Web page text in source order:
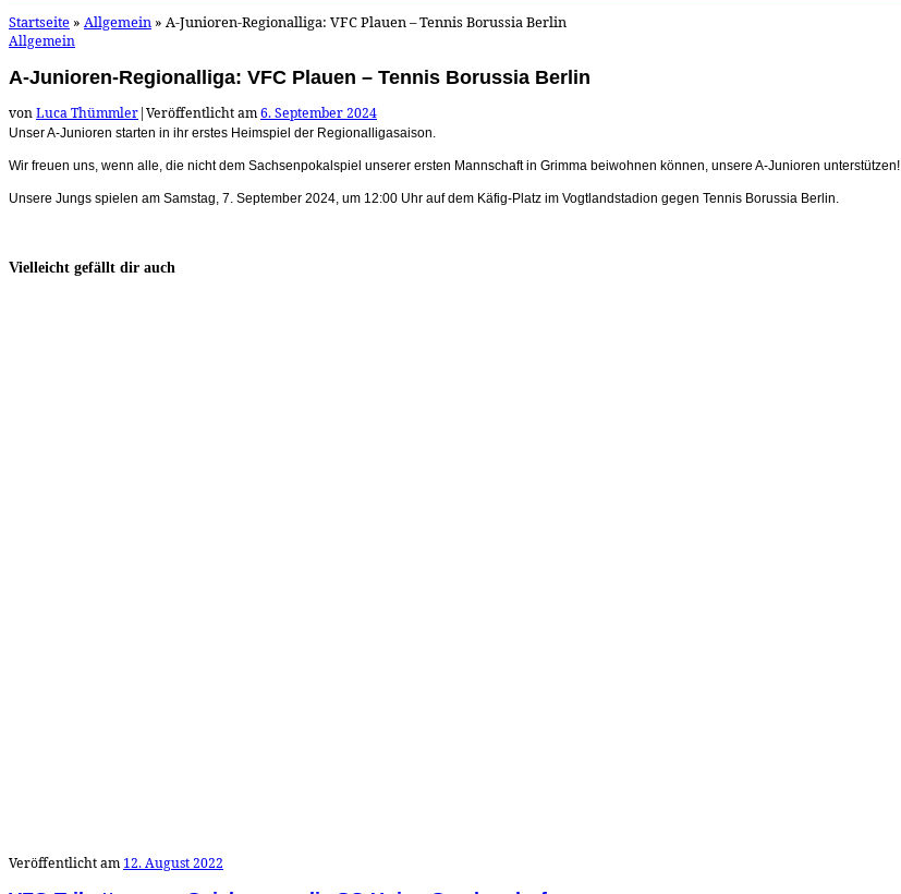
Startseite » Allgemein » A-Junioren-Regionalliga: VFC Plauen – Tennis Borussia Berlin
Allgemein
A-Junioren-Regionalliga: VFC Plauen – Tennis Borussia Berlin
vonLuca Thümmler|Veröffentlicht am6. September 2024
Unser A-Junioren starten in ihr erstes Heimspiel der Regionalligasaison.
Wir freuen uns, wenn alle, die nicht dem Sachsenpokalspiel unserer ersten Mannschaft in Grimma beiwohnen können, unsere A-Junioren unterstützen!
Unsere Jungs spielen am Samstag, 7. September 2024, um 12:00 Uhr auf dem Käfig-Platz im Vogtlandstadion gegen Tennis Borussia Berlin.
Vielleicht gefällt dir auch
Veröffentlicht am12. August 2022